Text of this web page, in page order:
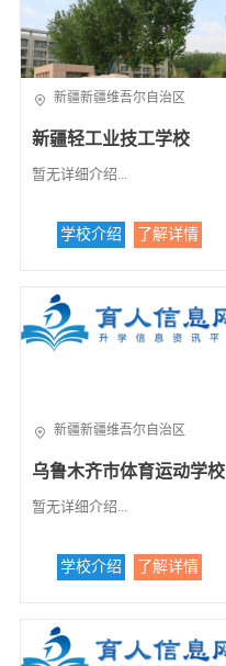
新疆新疆维吾尔自治区
新疆轻工业技工学校
暂无详细介绍...
学校介绍 了解详情
新疆新疆维吾尔自治区
乌鲁木齐市体育运动学校
暂无详细介绍...
学校介绍 了解详情